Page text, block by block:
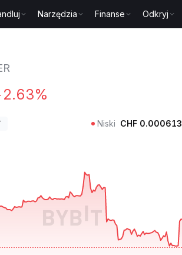
Narzędzia Finanse Odkryj
Niski CHF 0.000613